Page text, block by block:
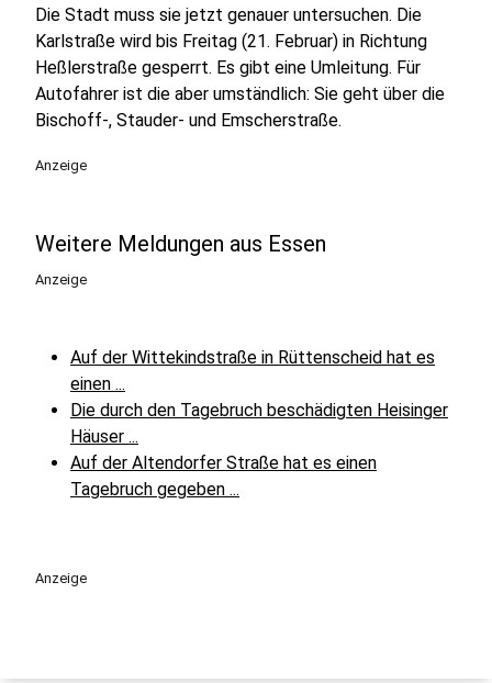
Die Stadt muss sie jetzt genauer untersuchen. Die
Karlstraße wird bis Freitag (21. Februar) in Richtung
Heßlerstraße gesperrt. Es gibt eine Umleitung. Für
Autofahrer ist die aber umständlich: Sie geht über die
Bischoff-, Stauder- und Emscherstraße.
Anzeige
Weitere Meldungen aus Essen
Anzeige
Auf der Wittekindstraße in Rüttenscheid hat es
einen ...
Die durch den Tagebruch beschädigten Heisinger
Häuser ...
Auf der Altendorfer Straße hat es einen
Tagebruch gegeben ...
Anzeige